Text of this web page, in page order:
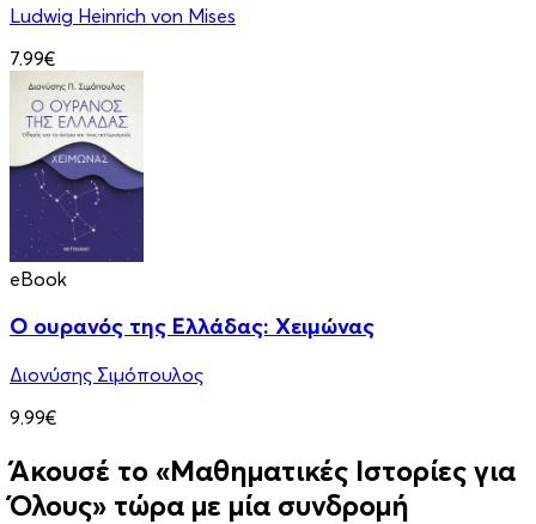
Ludwig Heinrich von Mises
7.99€
eBook
Ο ουρανός της Ελλάδας: Χειμώνας
Διονύσης Σιμόπουλος
9.99€
Άκουσέ το «Μαθηματικές Ιστορίες για
Όλους» τώρα με μία συνδρομή